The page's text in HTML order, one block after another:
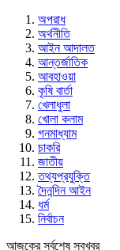
অপরাধ
অর্থনীতি
আইন আদালত
আন্তর্জাতিক
আবহাওয়া
কৃষি বার্তা
খেলাধুলা
খোলা কলাম
গনমাধ্যাম
চাকরি
জাতীয়
তথ্যপ্রযুক্তি
দৈনন্দিন আইন
ধর্ম
নির্বাচন
আজকের সর্বশেষ সবখবর